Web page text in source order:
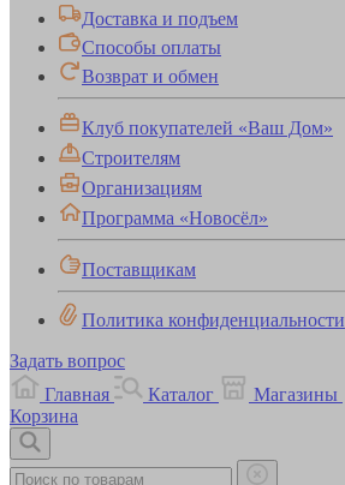
Доставка и подъем
Способы оплаты
Возврат и обмен
Клуб покупателей «Ваш Дом»
Строителям
Организациям
Программа «Новосёл»
Поставщикам
Политика конфиденциальности
Задать вопрос
Главная
Каталог Магазины
Корзина